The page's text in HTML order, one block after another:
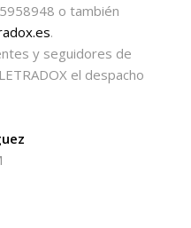
o también
.
y seguidores de
el despacho